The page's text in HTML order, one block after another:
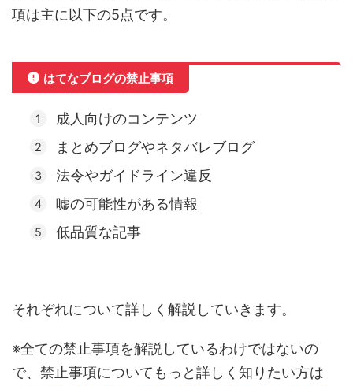
項は主に以下の5点です。
はてなブログの禁止事項
成人向けのコンテンツ
まとめブログやネタバレブログ
法令やガイドライン違反
嘘の可能性がある情報
低品質な記事
それぞれについて詳しく解説していきます。
※全ての禁止事項を解説しているわけではないの
で、禁止事項についてもっと詳しく知りたい方は